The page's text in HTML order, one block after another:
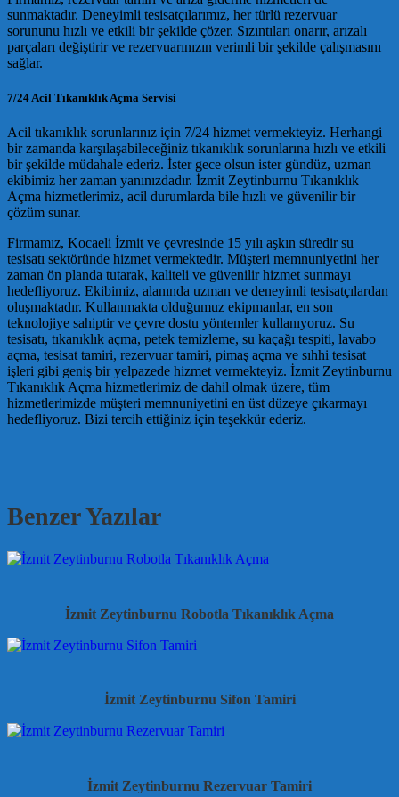
sunmaktadır. Deneyimli tesisatçılarımız, her türlü rezervuar
sorununu hızlı ve etkili bir şekilde çözer. Sızıntıları onarır, arızalı
parçaları değiştirir ve rezervuarınızın verimli bir şekilde çalışmasını
sağlar.
7/24 Acil Tıkanıklık Açma Servisi
Acil tıkanıklık sorunlarınız için 7/24 hizmet vermekteyiz. Herhangi
bir zamanda karşılaşabileceğiniz tıkanıklık sorunlarına hızlı ve etkili
bir şekilde müdahale ederiz. İster gece olsun ister gündüz, uzman
ekibimiz her zaman yanınızdadır. İzmit Zeytinburnu Tıkanıklık
Açma hizmetlerimiz, acil durumlarda bile hızlı ve güvenilir bir
çözüm sunar.
Firmamız, Kocaeli İzmit ve çevresinde 15 yılı aşkın süredir su
tesisatı sektöründe hizmet vermektedir. Müşteri memnuniyetini her
zaman ön planda tutarak, kaliteli ve güvenilir hizmet sunmayı
hedefliyoruz. Ekibimiz, alanında uzman ve deneyimli tesisatçılardan
oluşmaktadır. Kullanmakta olduğumuz ekipmanlar, en son
teknolojiye sahiptir ve çevre dostu yöntemler kullanıyoruz. Su
tesisatı, tıkanıklık açma, petek temizleme, su kaçağı tespiti, lavabo
açma, tesisat tamiri, rezervuar tamiri, pimaş açma ve sıhhi tesisat
işleri gibi geniş bir yelpazede hizmet vermekteyiz. İzmit Zeytinburnu
Tıkanıklık Açma hizmetlerimiz de dahil olmak üzere, tüm
hizmetlerimizde müşteri memnuniyetini en üst düzeye çıkarmayı
hedefliyoruz. Bizi tercih ettiğiniz için teşekkür ederiz.
Benzer Yazılar
İzmit Zeytinburnu Robotla Tıkanıklık Açma
İzmit Zeytinburnu Sifon Tamiri
İzmit Zeytinburnu Rezervuar Tamiri